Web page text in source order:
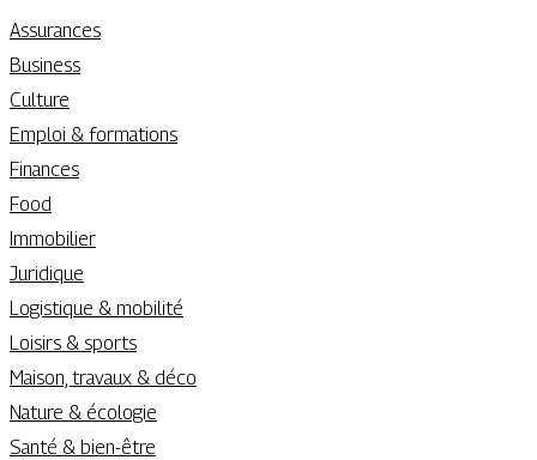
Assurances
Business
Culture
Emploi & formations
Finances
Food
Immobilier
Juridique
Logistique & mobilité
Loisirs & sports
Maison, travaux & déco
Nature & écologie
Santé & bien-être